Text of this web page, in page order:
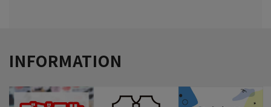
INFORMATION